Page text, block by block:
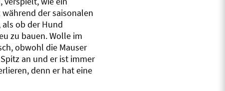
der saisonalen
als ob der Hund
zu bauen. Wolle im
obwohl die Mauser
an und er ist immer
denn er hat eine